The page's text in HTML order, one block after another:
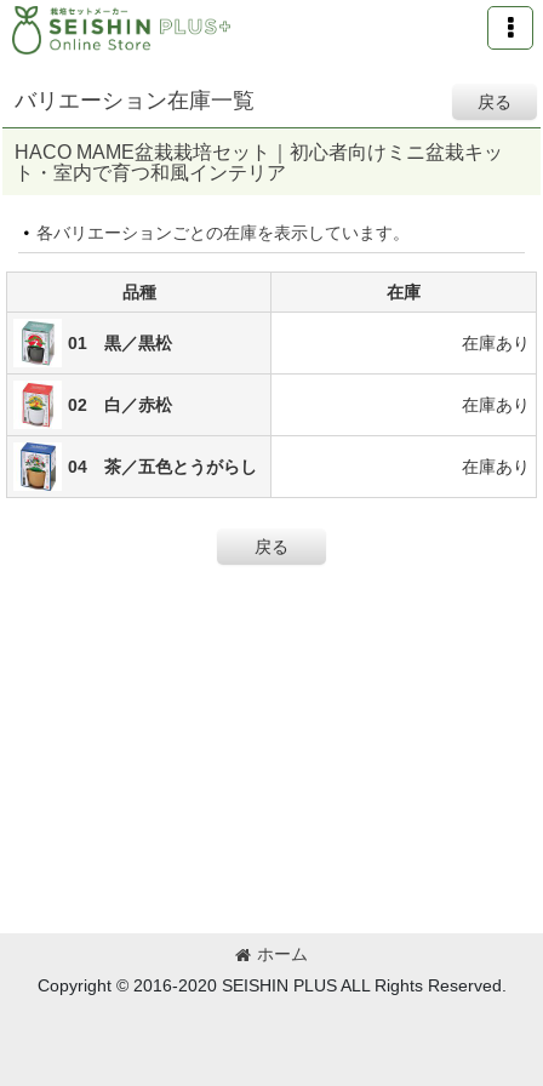
バリエーション在庫一覧 戻る
HACO MAME盆栽栽培セット｜初心者向けミニ盆栽キッ
ト・室内で育つ和風インテリア
各バリエーションごとの在庫を表示しています。
品種 在庫
01 黒／黒松 在庫あり
02 白／赤松 在庫あり
04 茶／五色とうがらし 在庫あり
戻る
ホーム
Copyright © 2016-2020 SEISHIN PLUS ALL Rights Reserved.